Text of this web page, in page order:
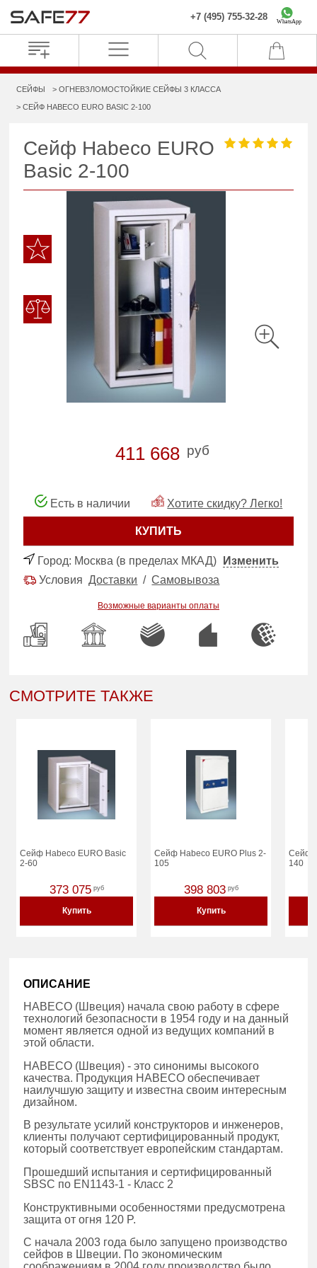
+7 (495) 755-32-28 WhatsApp
СЕЙФЫ ОГНЕВЗЛОМОСТОЙКИЕ СЕЙФЫ 3 КЛАССА
СЕЙФ HABECO EURO BASIC 2-100
Сейф Habeco EURO
Basic 2-100
411 668 руб
Есть в наличии Хотите скидку? Легко!
КУПИТЬ
Город: Москва (в пределах МКАД)
Изменить
УсловияДоставки /Самовывоза
Возможные варианты оплаты
СМОТРИТЕ ТАКЖЕ
Сейф Habeco EURO Basic
2-60
373 075 руб
Купить
Сейф Habeco EURO Plus 2-
105
398 803 руб
Купить
Сейф
140
ОПИСАНИЕ
HABECO (Швеция) начала свою работу в сфере
технологий безопасности в 1954 году и на данный
момент является одной из ведущих компаний в
этой области.
HABECO (Швеция) - это синонимы высокого
качества. Продукция HABECO обеспечивает
наилучшую защиту и известна своим интересным
дизайном.
В результате усилий конструкторов и инженеров,
клиенты получают сертифицированный продукт,
который соответствует европейским стандартам.
Прошедший испытания и сертифицированный
SBSC по EN1143-1 - Класс 2
Конструктивными особенностями предусмотрена
защита от огня 120 P.
С начала 2003 года было запущено производство
сейфов в Швеции. По экономическим